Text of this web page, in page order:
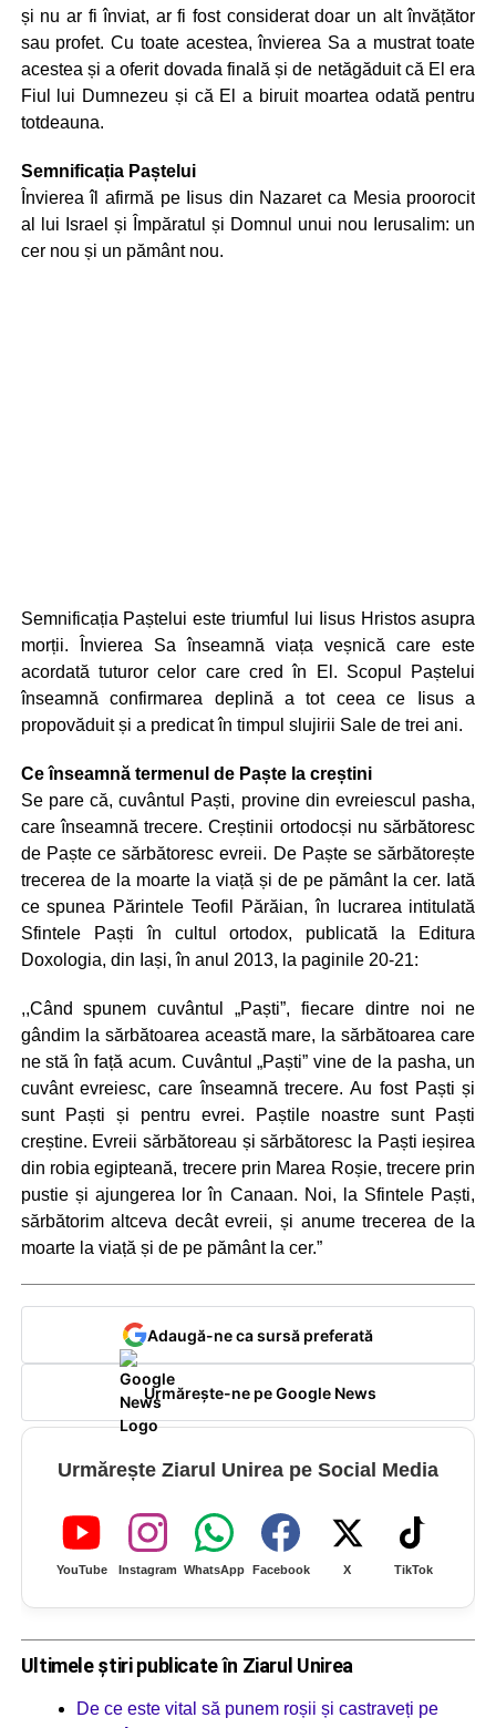
și nu ar fi înviat, ar fi fost considerat doar un alt învățător
sau profet. Cu toate acestea, învierea Sa a mustrat toate
acestea și a oferit dovada finală și de netăgăduit că El era
Fiul lui Dumnezeu și că El a biruit moartea odată pentru
totdeauna.
Semnificația Paștelui
Învierea îl afirmă pe Iisus din Nazaret ca Mesia proorocit
al lui Israel și Împăratul și Domnul unui nou Ierusalim: un
cer nou și un pământ nou.
Semnificația Paștelui este triumful lui Iisus Hristos asupra
morții. Învierea Sa înseamnă viața veșnică care este
acordată tuturor celor care cred în El. Scopul Paștelui
înseamnă confirmarea deplină a tot ceea ce Iisus a
propovăduit și a predicat în timpul slujirii Sale de trei ani.
Ce înseamnă termenul de Paște la creștini
Se pare că, cuvântul Paști, provine din evreiescul pasha,
care înseamnă trecere. Creștinii ortodocși nu sărbătoresc
de Paște ce sărbătoresc evreii. De Paște se sărbătorește
trecerea de la moarte la viață și de pe pământ la cer. Iată
ce spunea Părintele Teofil Părăian, în lucrarea intitulată
Sfintele Paști în cultul ortodox, publicată la Editura
Doxologia, din Iași, în anul 2013, la paginile 20-21:
,,Când spunem cuvântul „Paști”, fiecare dintre noi ne
gândim la sărbătoarea această mare, la sărbătoarea care
ne stă în față acum. Cuvântul „Paști” vine de la pasha, un
cuvânt evreiesc, care înseamnă trecere. Au fost Paști și
sunt Paști și pentru evrei. Paștile noastre sunt Paști
creștine. Evreii sărbătoreau și sărbătoresc la Paști ieșirea
din robia egipteană, trecere prin Marea Roșie, trecere prin
pustie și ajungerea lor în Canaan. Noi, la Sfintele Paști,
sărbătorim altceva decât evreii, și anume trecerea de la
moarte la viață și de pe pământ la cer.”
Adaugă-ne ca sursă preferată
Urmărește-ne pe Google News
Urmărește Ziarul Unirea pe Social Media
YouTube Instagram WhatsApp Facebook X TikTok
Ultimele știri publicate în Ziarul Unirea
De ce este vital să punem roșii și castraveți pe